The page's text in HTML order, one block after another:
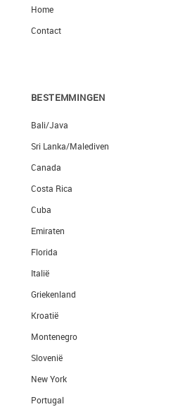
Home
Contact
BESTEMMINGEN
Bali/Java
Sri Lanka/Malediven
Canada
Costa Rica
Cuba
Emiraten
Florida
Italië
Griekenland
Kroatië
Montenegro
Slovenië
New York
Portugal